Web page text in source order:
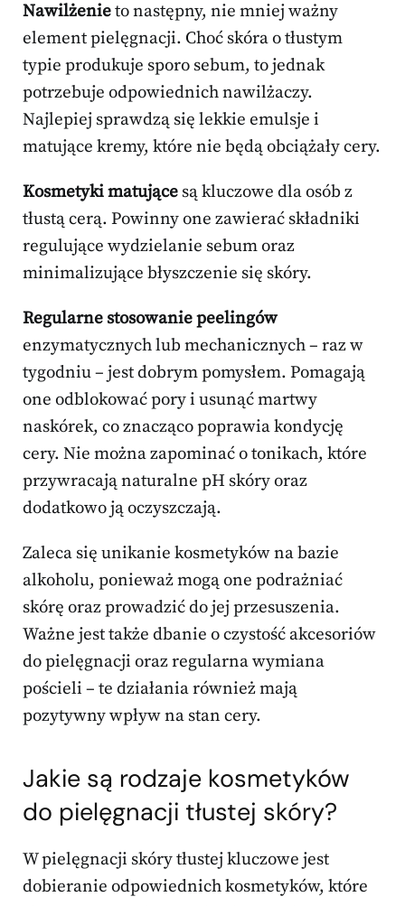
Nawilżenieto następny, nie mniej ważny
element pielęgnacji. Choć skóra o tłustym
typie produkuje sporo sebum, to jednak
potrzebuje odpowiednich nawilżaczy.
Najlepiej sprawdzą się lekkie emulsje i
matujące kremy, które nie będą obciążały cery.
Kosmetyki matujące są kluczowe dla osób z
tłustą cerą. Powinny one zawierać składniki
regulujące wydzielanie sebum oraz
minimalizujące błyszczenie się skóry.
Regularne stosowanie peelingów
enzymatycznych lub mechanicznych – raz w
tygodniu – jest dobrym pomysłem. Pomagają
one odblokować pory i usunąć martwy
naskórek, co znacząco poprawia kondycję
cery. Nie można zapominać o tonikach, które
przywracają naturalne pH skóry oraz
dodatkowo ją oczyszczają.
Zaleca się unikanie kosmetyków na bazie
alkoholu, ponieważ mogą one podrażniać
skórę oraz prowadzić do jej przesuszenia.
Ważne jest także dbanie o czystość akcesoriów
do pielęgnacji oraz regularna wymiana
pościeli – te działania również mają
pozytywny wpływ na stan cery.
Jakie są rodzaje kosmetyków
do pielęgnacji tłustej skóry?
W pielęgnacji skóry tłustej kluczowe jest
dobieranie odpowiednich kosmetyków, które